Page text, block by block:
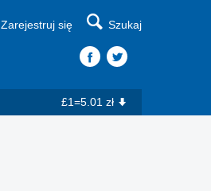
Zarejestruj się Szukaj
£1=5.01 zł